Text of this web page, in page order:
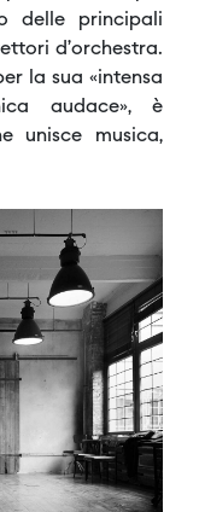
delle principali
d’orchestra.
la sua «intensa
audace», è
unisce musica,